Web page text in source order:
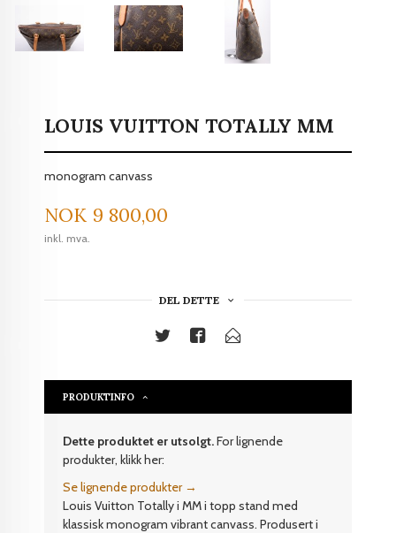
LOUIS VUITTON TOTALLY MM
monogram canvass
Pris
NOK 9 800,00
inkl. mva.
DEL DETTE
PRODUKTINFO
Dette produktet er utsolgt.For lignende
produkter, klikk her:
Se lignende produkter →
Louis Vuitton Totally i MM i topp stand med
klassisk monogram vibrant canvass. Produsert i